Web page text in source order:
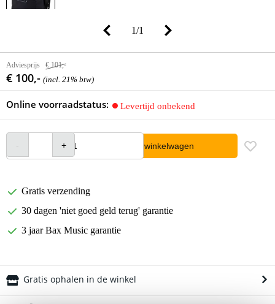
1/1
Adviesprijs € 101,-
€ 100,- (incl. 21% btw)
Online voorraadstatus: Levertijd onbekend
In winkelwagen
Gratis verzending
30 dagen 'niet goed geld terug' garantie
3 jaar Bax Music garantie
Gratis ophalen in de winkel